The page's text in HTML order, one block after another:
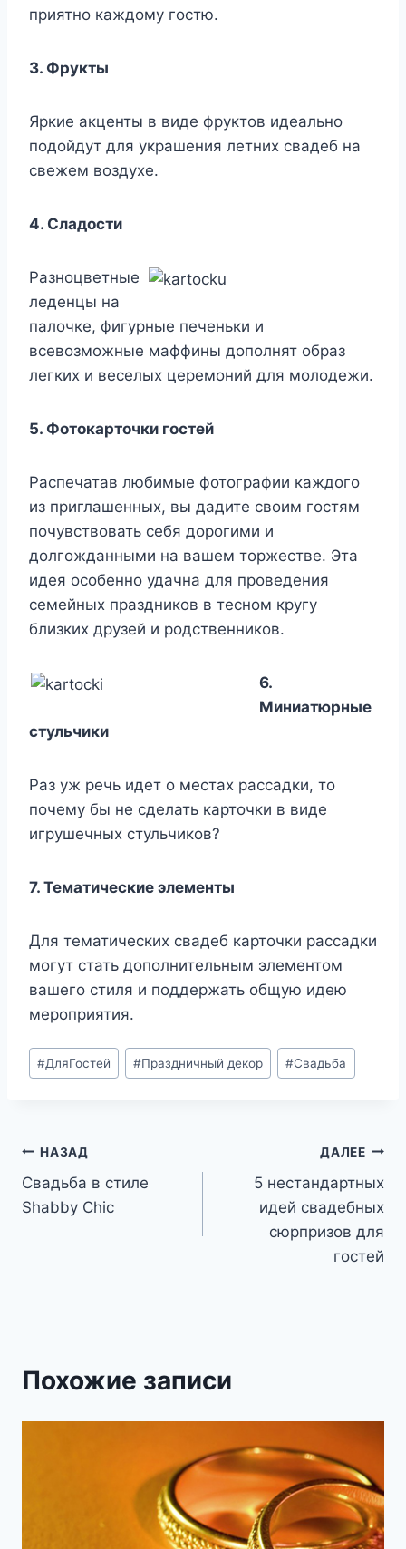
приятно каждому гостю.
3. Фрукты
Яркие акценты в виде фруктов идеально
подойдут для украшения летних свадеб на
свежем воздухе.
4. Сладости
Разноцветные
леденцы на
палочке, фигурные печеньки и
всевозможные маффины дополнят образ
легких и веселых церемоний для молодежи.
5. Фотокарточки гостей
Распечатав любимые фотографии каждого
из приглашенных, вы дадите своим гостям
почувствовать себя дорогими и
долгожданными на вашем торжестве. Эта
идея особенно удачна для проведения
семейных праздников в тесном кругу
близких друзей и родственников.
6.
Миниатюрные
стульчики
Раз уж речь идет о местах рассадки, то
почему бы не сделать карточки в виде
игрушечных стульчиков?
7. Тематические элементы
Для тематических свадеб карточки рассадки
могут стать дополнительным элементом
вашего стиля и поддержать общую идею
мероприятия.
Метки
записи:
#ДляГостей #Праздничный декор #Свадьба
Навигация
по
НАЗАД
Свадьба в стиле
Shabby Chic
ДАЛЕЕ
5 нестандартных
идей свадебных
сюрпризов для
гостей
Похожие записи